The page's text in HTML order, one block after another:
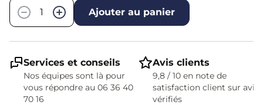
−
+ Ajouter au panier
Services et conseils
Nos équipes sont là pour
vous répondre au 06 36 40
70 16
Avis clients
9,8 / 10 en note de
satisfaction client sur avis
vérifiés